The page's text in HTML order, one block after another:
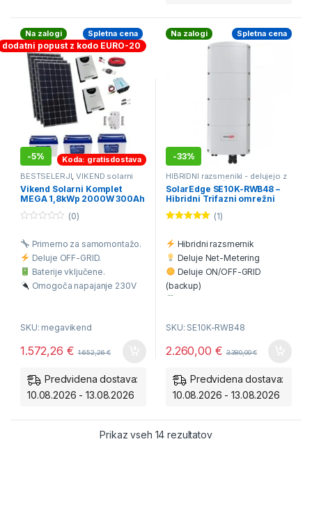
Na zalogi
-5%
Spletna cena
dodatni popust z kodo EURO-20
Koda: gratisdostava
BESTSELERJI,VIKEND solarni
kompleti
Vikend Solarni Komplet
MEGA 1,8kWp 2000W 300Ah
u
o
f
5
(0)
Primerno za samomontažo.
Deluje OFF-GRID.
Baterije vključene.
Omogoča napajanje 230V
dom.
1,5kWh/dan.
SKU: megavikend
1.572,26 € 1.652,26€
Predvidena dostava:
10.08.2026 - 13.08.2026
Na zalogi
-33%
Spletna cena
HIBRIDNI razsmeniki - delujejo z
baterijami Mrežni ON-GRID
Razsmerniki
SolarEdge SE10K-RWB48 –
Hibridni Trifazni omrežni
napajanjem(1)
Hibridni razsmernik
Deluje Net-Metering
Deluje ON/OFF-GRID
(backup)
Deluje tudi brez elektrike
Enostavna montaža
SKU: SE10K-RWB48
2.260,00 € 3.380,00€
Predvidena dostava:
10.08.2026 - 13.08.2026
Prikaz vseh 14 rezultatovRazvrščeno po ceni: